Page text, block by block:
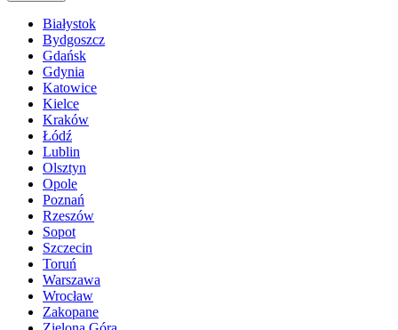
Białystok
Bydgoszcz
Gdańsk
Gdynia
Katowice
Kielce
Kraków
Łódź
Lublin
Olsztyn
Opole
Poznań
Rzeszów
Sopot
Szczecin
Toruń
Warszawa
Wrocław
Zakopane